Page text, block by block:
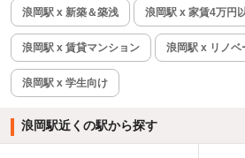
浪岡駅 x 新築＆築浅 浪岡駅 x 家賃4万円
浪岡駅 x 賃貸マンション 浪岡駅 x リノベ
浪岡駅 x 学生向け
浪岡駅近くの駅から探す